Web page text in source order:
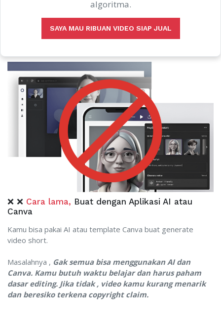
algoritma.
SAYA MAU RIBUAN VIDEO SIAP JUAL
❌ ❌ Cara lama, Buat dengan Aplikasi AI atau
Canva
Kamu bisa pakai AI atau template Canva buat generate
video short.
Masalahnya , Gak semua bisa menggunakan AI dan
Canva. Kamu butuh waktu belajar dan harus paham
dasar editing. Jika tidak , video kamu kurang menarik
dan beresiko terkena copyright claim.